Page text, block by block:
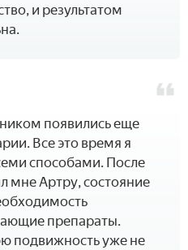
и результатом
появились еще
Все это время я
способами. После
мне Артру, состояние
препараты.
подвижность уже не